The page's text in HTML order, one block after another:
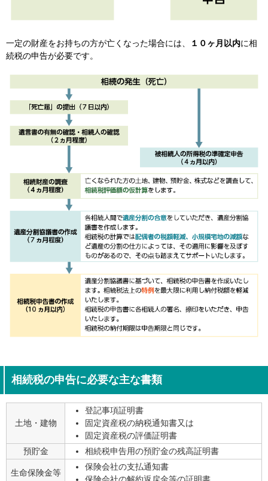
一定の財産をお持ちの方が亡くなった場合には、 １０ヶ月以内に相
続税の申告が必要です。
相続税の申告に必要な主な書類
土地・建物
登記事項証明書
固定資産税の納税通知書又は
固定資産税の評価証明書
預貯金
相続税申告用の預貯金の残高証明書
生命保険金等
保険会社の支払通知書